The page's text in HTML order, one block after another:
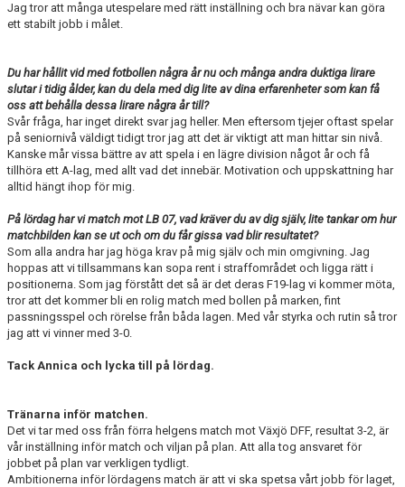
INTRESSEANMÄLAN SOM TRÄNARE/LEDARE
Jag tror att många utespelare med rätt inställning och bra nävar kan göra
ett stabilt jobb i målet.
Du har hållit vid med fotbollen några år nu och många andra duktiga lirare
slutar i tidig ålder, kan du dela med dig lite av dina erfarenheter som kan få
oss att behålla dessa lirare några år till?
Svår fråga, har inget direkt svar jag heller. Men eftersom tjejer oftast spelar
på seniornivå väldigt tidigt tror jag att det är viktigt att man hittar sin nivå.
Kanske mår vissa bättre av att spela i en lägre division något år och få
tillhöra ett A-lag, med allt vad det innebär. Motivation och uppskattning har
alltid hängt ihop för mig.
På lördag har vi match mot LB 07, vad kräver du av dig själv, lite tankar om hur
matchbilden kan se ut och om du får gissa vad blir resultatet?
Som alla andra har jag höga krav på mig själv och min omgivning. Jag
hoppas att vi tillsammans kan sopa rent i straffområdet och ligga rätt i
positionerna. Som jag förstått det så är det deras F19-lag vi kommer möta,
tror att det kommer bli en rolig match med bollen på marken, fint
passningsspel och rörelse från båda lagen. Med vår styrka och rutin så tror
jag att vi vinner med 3-0.
Tack Annica och lycka till på lördag.
Tränarna inför matchen.
Det vi tar med oss från förra helgens match mot Växjö DFF, resultat 3-2, är
vår inställning inför match och viljan på plan. Att alla tog ansvaret för
jobbet på plan var verkligen tydligt.
Ambitionerna inför lördagens match är att vi ska spetsa vårt jobb för laget,